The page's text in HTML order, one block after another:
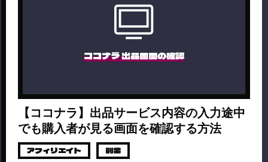
ココナラ 出品画面の確認
【ココナラ】出品サービス内容の入力途中
でも購入者が見る画面を確認する方法
アフィリエイト 副業